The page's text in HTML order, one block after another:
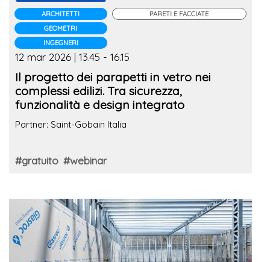
ARCHITETTI
GEOMETRI
INGEGNERI
PARETI E FACCIATE
12 mar 2026 | 13.45 - 16.15
Il progetto dei parapetti in vetro nei
complessi edilizi. Tra sicurezza,
funzionalità e design integrato
Partner: Saint-Gobain Italia
#gratuito #webinar